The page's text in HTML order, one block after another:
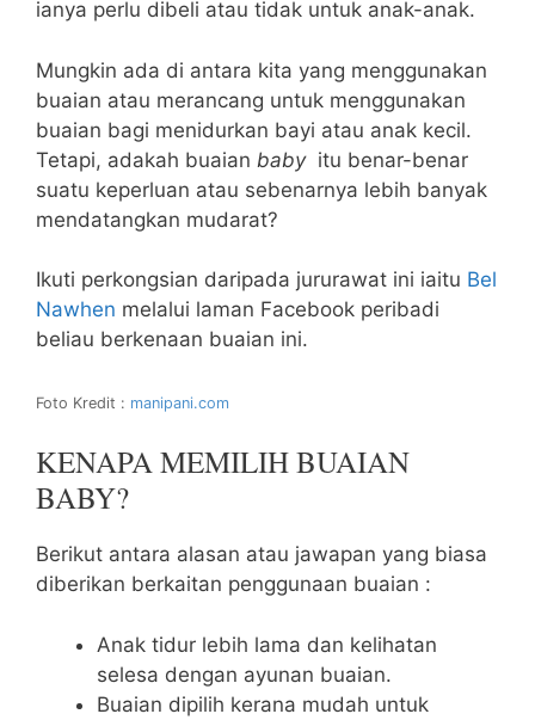
ianya perlu dibeli atau tidak untuk anak-anak.
Mungkin ada di antara kita yang menggunakan
buaian atau merancang untuk menggunakan
buaian bagi menidurkan bayi atau anak kecil.
Tetapi, adakah buaian baby itu benar-benar
suatu keperluan atau sebenarnya lebih banyak
mendatangkan mudarat?
Ikuti perkongsian daripada jururawat ini iaitu Bel
Nawhen melalui laman Facebook peribadi
beliau berkenaan buaian ini.
Foto Kredit : manipani.com
KENAPA MEMILIH BUAIAN
BABY?
Berikut antara alasan atau jawapan yang biasa
diberikan berkaitan penggunaan buaian :
Anak tidur lebih lama dan kelihatan
selesa dengan ayunan buaian.
Buaian dipilih kerana mudah untuk